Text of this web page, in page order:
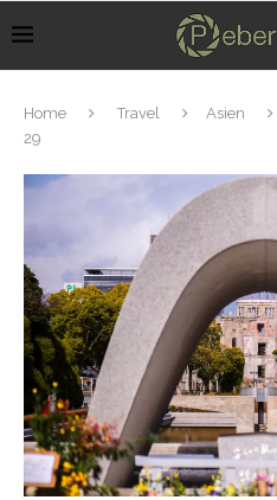
Home Travel Asien
29